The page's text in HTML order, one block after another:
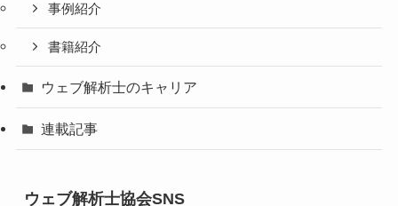
事例紹介
書籍紹介
ウェブ解析士のキャリア
連載記事
ウェブ解析士協会SNS